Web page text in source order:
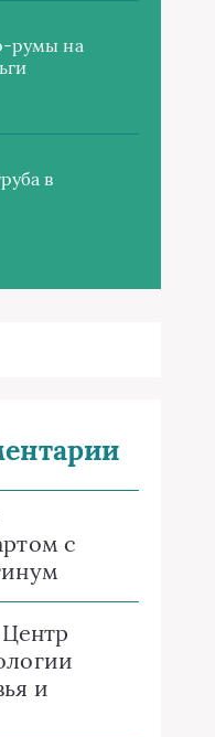
румы на
в
с
Центр
и